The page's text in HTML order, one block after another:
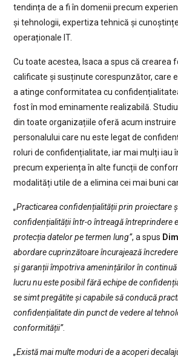
tendința de a fi în domenii precum
și tehnologii, expertiza tehnică și
operaționale IT.
Cu toate acestea, Isaca a spus că crearea
calificate și susținute corespunzător, care
a atinge conformitatea cu
fost în mod eminamente realizabilă.
din toate organizațiile oferă acum
personalului care nu este legat de
roluri de confidențialitate, iar mai mulți iau
precum experiența în alte funcții de
modalități utile de a elimina cei mai buni
„Practicarea confidențialității prin proiectare
confidențialității într-o întreagă întreprindere
protecția datelor pe termen lung”, a spus
abordare cuprinzătoare încurajează
și garanții împotriva amenințărilor în
lucru nu este posibil fără echipe de
se simt pregătite și capabile să conducă
confidențialitate din punct de vedere al
conformității”.
„Există mai multe moduri de a acoperi